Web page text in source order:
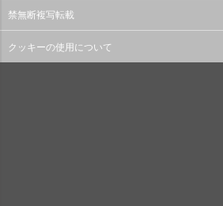
禁無断複写転載
クッキーの使用について